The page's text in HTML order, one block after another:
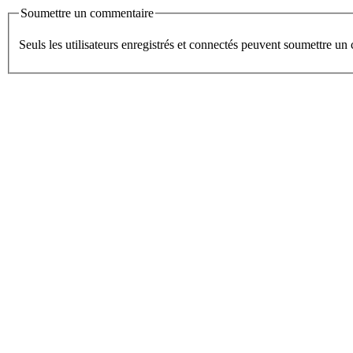
Soumettre un commentaire
Seuls les utilisateurs enregistrés et connectés peuvent soumettre un